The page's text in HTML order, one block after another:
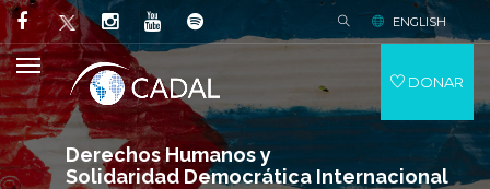
Derechos Humanos y
Solidaridad Democrática Internacional
ENGLISH
DONAR